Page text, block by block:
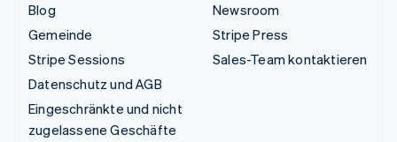
Blog
Gemeinde
Stripe Sessions
Datenschutz und AGB
Eingeschränkte und nicht
zugelassene Geschäfte
Newsroom
Stripe Press
Sales-Team kontaktieren